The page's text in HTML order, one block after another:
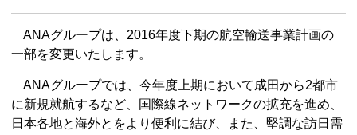
ANAグループは、2016年度下期の航空輸送事業計画の
一部を変更いたします。
ANAグループでは、今年度上期において成田から2都市
に新規就航するなど、国際線ネットワークの拡充を進め、
日本各地と海外とをより便利に結び、また、堅調な訪日需